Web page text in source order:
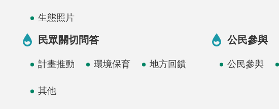
生態照片
民眾關切問答
計畫推動 環境保育 地方回饋
其他
公民參與
公民參與